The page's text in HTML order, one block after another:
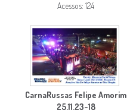
Acessos: 124
CarnaRussas Felipe Amorim
25.11.23-18